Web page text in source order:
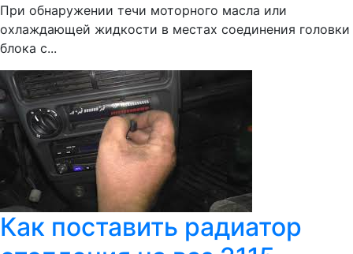
При обнаружении течи моторного масла или
охлаждающей жидкости в местах соединения головки
блока с...
Как поставить радиатор